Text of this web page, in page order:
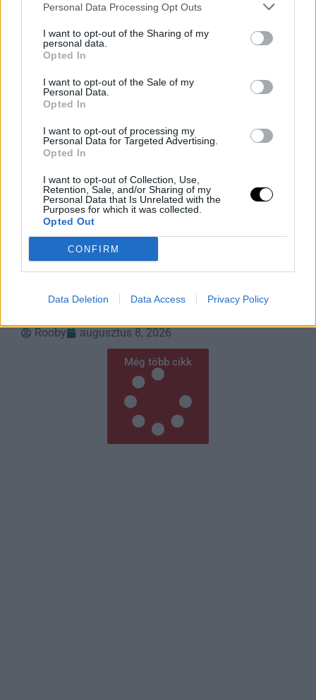
Personal Data Processing Opt Outs
I want to opt-out of the Sharing of my
personal data.
Opted In
I want to opt-out of the Sale of my
Personal Data.
Opted In
I want to opt-out of processing my
Personal Data for Targeted Advertising.
Opted In
I want to opt-out of Collection, Use,
Retention, Sale, and/or Sharing of my
Personal Data that Is Unrelated with the
Purposes for which it was collected.
Opted Out
CONFIRM
Data Deletion Data Access Privacy Policy
Fantasy XIV új Bastion kasztja,
Rooby
augusztus 8, 2026
A Parazita Ami Felforgatja Az
Éttermek Menüjét
A ciklosporiasis járvány miatt több amerikai étterem is
fertőzés több száz embert érinthet. Az Egyesült
Rooby
augusztus 8, 2026
Még több cikk